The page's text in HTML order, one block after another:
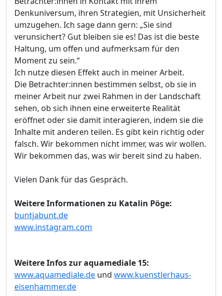
Denkuniversum, ihren Strategien, mit Unsicherheit
umzugehen. Ich sage dann gern: „Sie sind
verunsichert? Gut bleiben sie es! Das ist die beste
Haltung, um offen und aufmerksam für den
Moment zu sein.“
Ich nutze diesen Effekt auch in meiner Arbeit.
Die Betrachter:innen bestimmen selbst, ob sie in
meiner Arbeit nur zwei Rahmen in der Landschaft
sehen, ob sich ihnen eine erweiterte Realität
eröffnet oder sie damit interagieren, indem sie die
Inhalte mit anderen teilen. Es gibt kein richtig oder
falsch. Wir bekommen nicht immer, was wir wollen.
Wir bekommen das, was wir bereit sind zu haben.
Vielen Dank für das Gespräch.
Weitere Informationen zu Katalin Pöge:
buntjabunt.de
www.instagram.com
Weitere Infos zur aquamediale 15:
www.aquamediale.de und www.kuenstlerhaus-
eisenhammer.de